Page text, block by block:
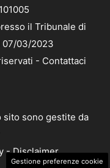
il Tribunale di
07/03/2023
- Contattaci
sono gestite da
-Disclaimer
Gestione preferenze cookie